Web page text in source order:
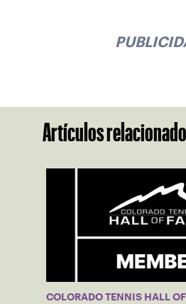
Artículos
COLORADO TENNIS HALL